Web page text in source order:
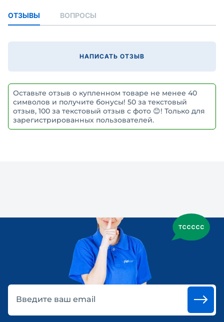
ОТЗЫВЫ ВОПРОСЫ
НАПИСАТЬ ОТЗЫВ
Оставьте отзыв о купленном товаре не менее 40
символов и получите бонусы! 50 за текстовый
отзыв, 100 за текстовый отзыв с фото 😊! Только для
зарегистрированных пользователей.
Введите ваш email